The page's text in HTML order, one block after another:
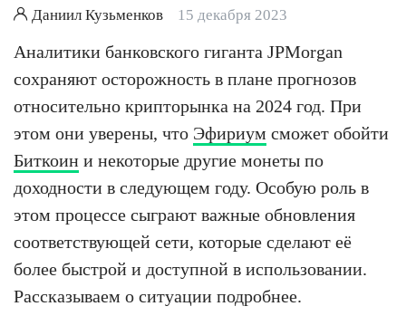
Даниил Кузьменков 15 декабря 2023
Аналитики банковского гиганта JPMorgan
сохраняют осторожность в плане прогнозов
относительно крипторынка на 2024 год. При
этом они уверены, что Эфириум сможет обойти
Биткоин и некоторые другие монеты по
доходности в следующем году. Особую роль в
этом процессе сыграют важные обновления
соответствующей сети, которые сделают её
более быстрой и доступной в использовании.
Рассказываем о ситуации подробнее.